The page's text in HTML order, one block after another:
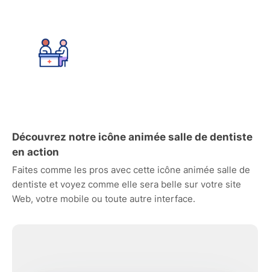
Découvrez notre icône animée salle de dentiste
en action
Faites comme les pros avec cette icône animée salle de
dentiste et voyez comme elle sera belle sur votre site
Web, votre mobile ou toute autre interface.